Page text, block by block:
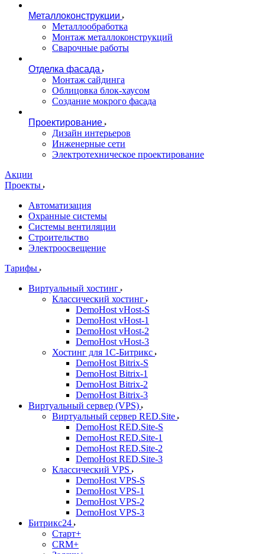
Металлоконструкции
Металлообработка
Монтаж металлоконструкций
Сварочные работы
Отделка фасада
Монтаж сайдинга
Облицовка блок-хаусом
Создание мокрого фасада
Проектирование
Дизайн интерьеров
Инженерные сети
Электротехническое проектирование
Акции
Проекты
Автоматизация
Охранные системы
Системы вентиляции
Строительство
Электроосвещение
Тарифы
Виртуальный хостинг
Классический хостинг
DemoHost vHost-S
DemoHost vHost-1
DemoHost vHost-2
DemoHost vHost-3
Хостинг для 1С-Битрикс
DemoHost Bitrix-S
DemoHost Bitrix-1
DemoHost Bitrix-2
DemoHost Bitrix-3
Виртуальный сервер (VPS)
Виртуальный сервер RED.Site
DemoHost RED.Site-S
DemoHost RED.Site-1
DemoHost RED.Site-2
DemoHost RED.Site-3
Классический VPS
DemoHost VPS-S
DemoHost VPS-1
DemoHost VPS-2
DemoHost VPS-3
Битрикс24
Старт+
CRM+